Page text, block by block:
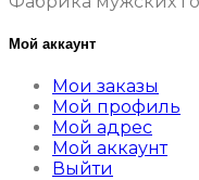
Мой аккаунт
Мои заказы
Мой профиль
Мой адрес
Мой аккаунт
Выйти